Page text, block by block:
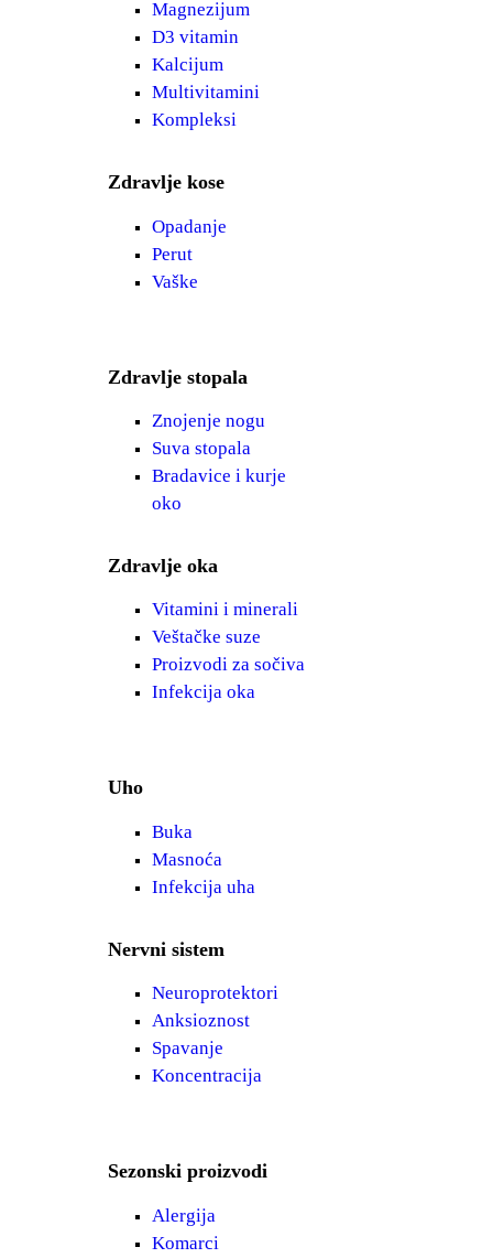
Magnezijum
D3 vitamin
Kalcijum
Multivitamini
Kompleksi
Zdravlje kose
Opadanje
Perut
Vaške
Zdravlje stopala
Znojenje nogu
Suva stopala
Bradavice i kurje
oko
Zdravlje oka
Vitamini i minerali
Veštačke suze
Proizvodi za sočiva
Infekcija oka
Uho
Buka
Masnoća
Infekcija uha
Nervni sistem
Neuroprotektori
Anksioznost
Spavanje
Koncentracija
Sezonski proizvodi
Alergija
Komarci